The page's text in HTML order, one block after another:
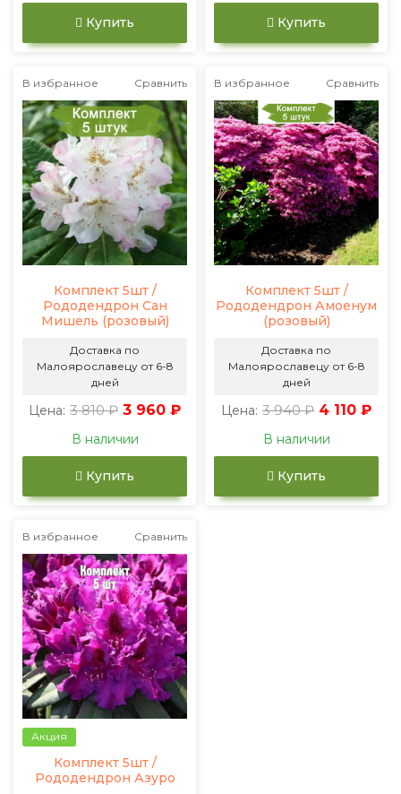
Купить Купить
В избранное Сравнить
Комплект 5шт /
Рододендрон Сан
Мишель (розовый)
Доставка по
Малоярославецу от 6-8
дней
Цена: 3 810 ₽ 3 960 ₽
В наличии
Купить
В избранное Сравнить
Комплект 5шт /
Рододендрон Амоенум
(розовый)
Доставка по
Малоярославецу от 6-8
дней
Цена: 3 940 ₽ 4 110 ₽
В наличии
Купить
В избранное Сравнить
Акция
Комплект 5шт /
Рододендрон Азуро